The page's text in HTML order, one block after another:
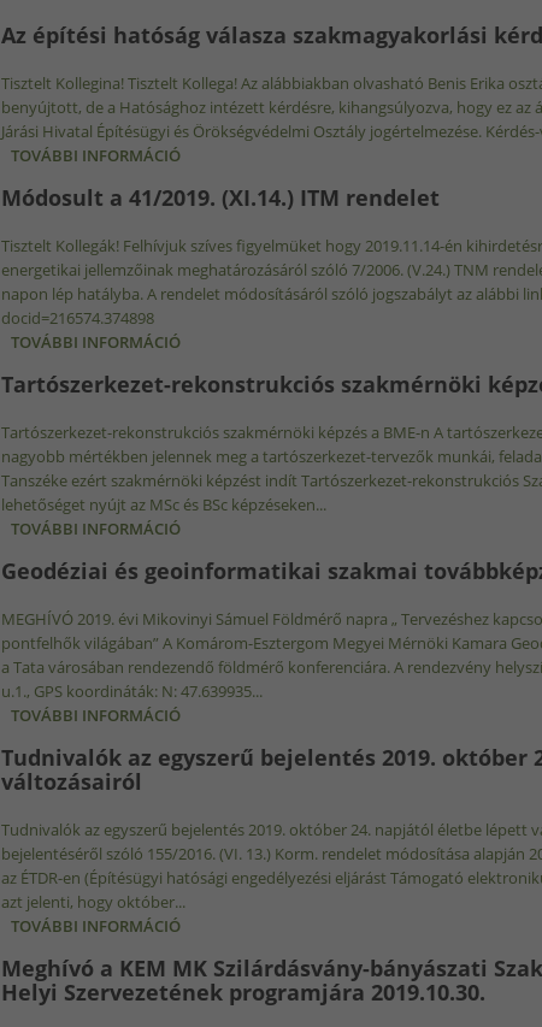
Az építési hatóság válasza szakmagyakorlási
Tisztelt Kollegina! Tisztelt Kollega! Az alábbiakban olvasható Benis Erika
benyújtott, de a Hatósághoz intézett kérdésre, kihangsúlyozva, hogy ez az
Járási Hivatal Építésügyi és Örökségvédelmi Osztály jogértelmezése. Kérdés-
TOVÁBBI INFORMÁCIÓAZ ÉPÍTÉSI HATÓSÁG VÁLASZA
Módosult a 41/2019. (XI.14.) ITM rendelet
Tisztelt Kollegák! Felhívjuk szíves figyelmüket hogy 2019.11.14-én
energetikai jellemzőinak meghatározásáról szóló 7/2006. (V.24.) TNM
napon lép hatályba. A rendelet módosításáról szóló jogszabályt az alábbi
docid=216574.374898
TOVÁBBI INFORMÁCIÓMÓDOSULT A 41/2019. (XI.14.) ITM RENDELET
Tartószerkezet-rekonstrukciós szakmérnöki
Tartószerkezet-rekonstrukciós szakmérnöki képzés a BME-n A
nagyobb mértékben jelennek meg a tartószerkezet-tervezők munkái,
Tanszéke ezért szakmérnöki képzést indít Tartószerkezet-rekonstrukciós
lehetőséget nyújt az MSc és BSc képzéseken...
TOVÁBBI INFORMÁCIÓTARTÓSZERKEZET-REKONSTRUKCIÓS
Geodéziai és geoinformatikai szakmai
MEGHÍVÓ 2019. évi Mikovinyi Sámuel Földmérő napra „ Tervezéshez
pontfelhők világában” A Komárom-Esztergom Megyei Mérnöki Kamara
a Tata városában rendezendő földmérő konferenciára. A rendezvény
u.1., GPS koordináták: N: 47.639935...
TOVÁBBI INFORMÁCIÓGEODÉZIAI ÉS GEOINFORMATIKAI SZAKMAI
Tudnivalók az egyszerű bejelentés 2019.
változásairól
Tudnivalók az egyszerű bejelentés 2019. október 24. napjától életbe lépett
bejelentéséről szóló 155/2016. (VI. 13.) Korm. rendelet módosítása alapján
az ÉTDR-en (Építésügyi hatósági engedélyezési eljárást Támogató
azt jelenti, hogy október...
TOVÁBBI INFORMÁCIÓTUDNIVALÓK AZ EGYSZERŰ BEJELENTÉS 2019.
Meghívó a KEM MK Szilárdásvány-bányászati
Helyi Szervezetének programjára 2019.10.30.